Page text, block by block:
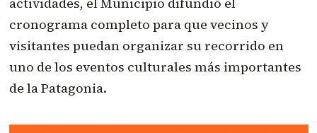
cronograma completo para que vecinos y
visitantes puedan organizar su recorrido en
uno de los eventos culturales más importantes
de la Patagonia.